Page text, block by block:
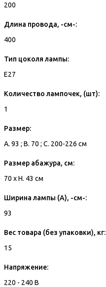
200
Длина провода, -см-:
400
Тип цоколя лампы:
E27
Количество лампочек, (шт):
1
Размер:
A. 93 ; B. 70 ; C. 200-226 см
Размер абажура, см:
70 x H. 43 см
Ширина лампы (A), -см-:
93
Вес товара (без упаковки), кг:
15
Напряжение:
220 - 240 В